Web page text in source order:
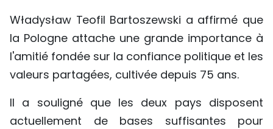
Władysław Teofil Bartoszewski a affirmé que
la Pologne attache une grande importance à
l'amitié fondée sur la confiance politique et les
valeurs partagées, cultivée depuis 75 ans.
Il a souligné que les deux pays disposent
actuellement de bases suffisantes pour